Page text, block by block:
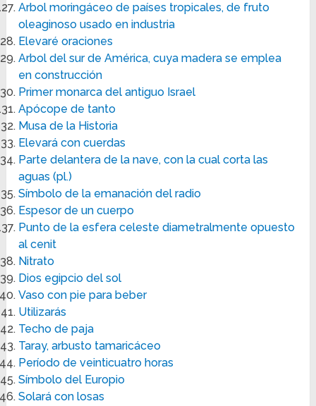
Arbol moringáceo de países tropicales, de fruto
oleaginoso usado en industria
Elevaré oraciones
Arbol del sur de América, cuya madera se emplea
en construcción
Primer monarca del antiguo Israel
Apócope de tanto
Musa de la Historia
Elevará con cuerdas
Parte delantera de la nave, con la cual corta las
aguas (pl.)
Símbolo de la emanación del radio
Espesor de un cuerpo
Punto de la esfera celeste diametralmente opuesto
al cenit
Nitrato
Dios egipcio del sol
Vaso con pie para beber
Utilizarás
Techo de paja
Taray, arbusto tamaricáceo
Período de veinticuatro horas
Símbolo del Europio
Solará con losas